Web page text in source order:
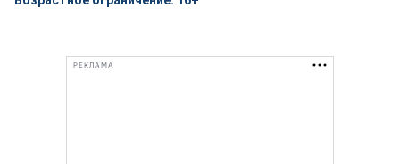
РЕКЛАМА